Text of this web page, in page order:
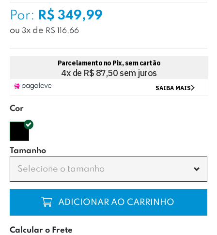
Por: R$ 349,99
ou 3x de R$ 116,66
Cor
Tamanho
Selecione o tamanho
COMPRAR
Calcular o Frete